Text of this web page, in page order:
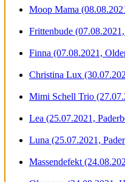
Moop Mama
Frittenbude
Finna (07.08.2021,
Christina Lux
Mimi Schell Trio
Lea (25.07.2021,
Luna (25.07.2021,
Massendefekt